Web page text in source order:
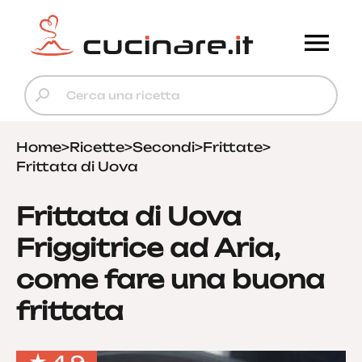
Home>Ricette>Secondi>Frittate>
Frittata di Uova
Frittata di Uova
Friggitrice ad Aria,
come fare una buona
frittata